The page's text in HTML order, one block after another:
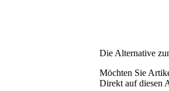
Die Alternative
Möchten Sie
Direkt auf diesen